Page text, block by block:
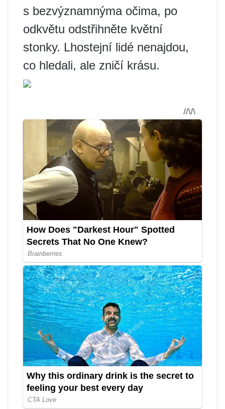
s bezvýznamnýma očima, po
odkvětu odstřihněte květní
stonky. Lhostejní lidé nenajdou,
co hledali, ale zničí krásu.